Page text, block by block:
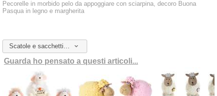
Pecorelle in morbido pelo da appoggiare con sciarpina, decoro Buona
Pasqua in legno e margherita
Guarda ho pensato a questi articoli...